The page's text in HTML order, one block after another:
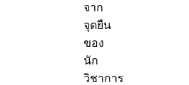
จาก
จุดยืน
ของ
นัก
วิชาการ